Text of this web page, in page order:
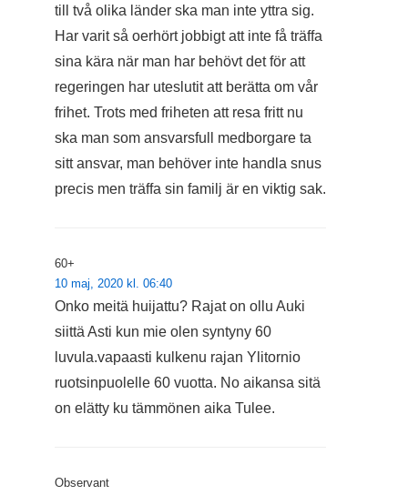
till två olika länder ska man inte yttra sig.
Har varit så oerhört jobbigt att inte få träffa
sina kära när man har behövt det för att
regeringen har uteslutit att berätta om vår
frihet. Trots med friheten att resa fritt nu
ska man som ansvarsfull medborgare ta
sitt ansvar, man behöver inte handla snus
precis men träffa sin familj är en viktig sak.
60+
10 maj, 2020 kl. 06:40
Onko meitä huijattu? Rajat on ollu Auki
siittä Asti kun mie olen syntyny 60
luvula.vapaasti kulkenu rajan Ylitornio
ruotsinpuolelle 60 vuotta. No aikansa sitä
on elätty ku tämmönen aika Tulee.
Observant